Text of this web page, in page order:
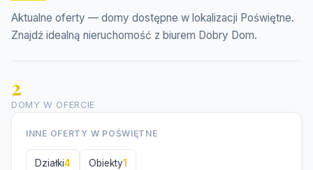
Aktualne oferty — domy dostępne w lokalizacji Poświętne.
Znajdź idealną nieruchomość z biurem Dobry Dom.
2
DOMY W OFERCIE
INNE OFERTY W POŚWIĘTNE
Działki4 Obiekty1